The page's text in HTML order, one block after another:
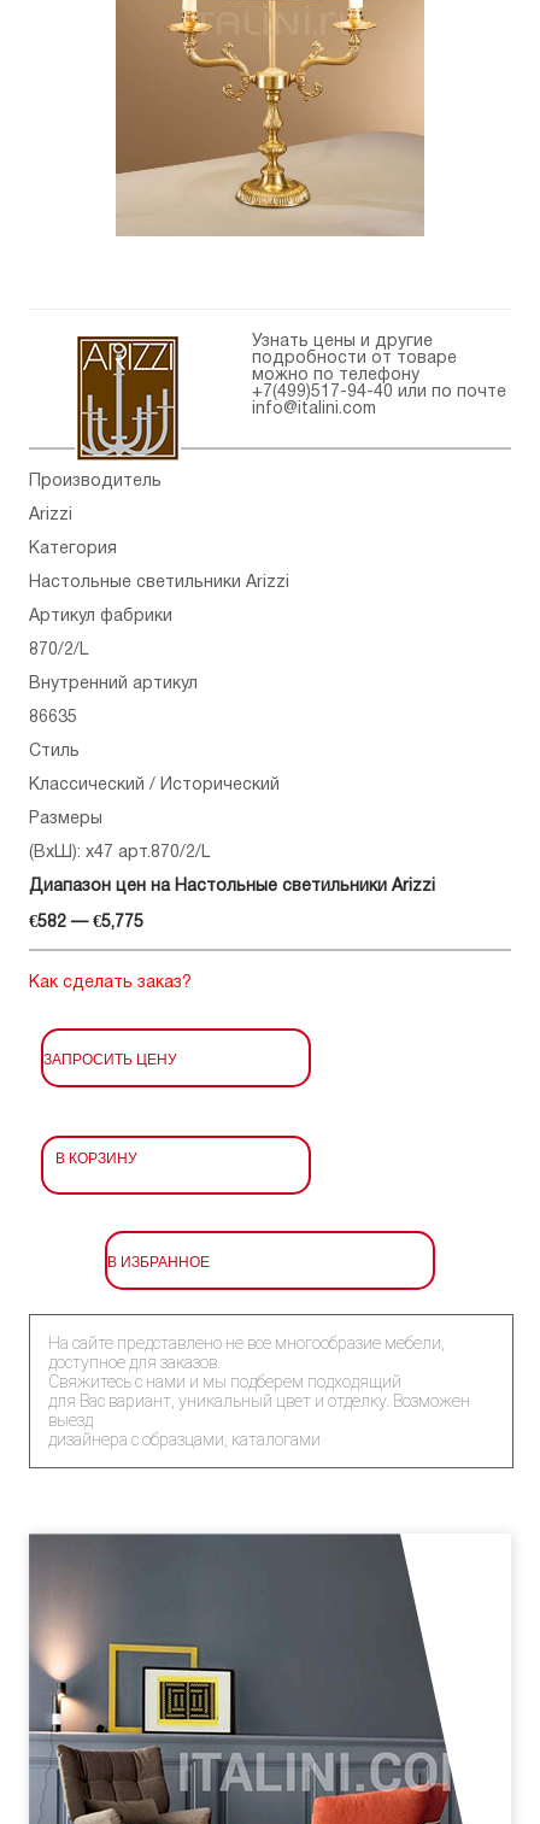
Узнать цены и другие
подробности от товаре
можно по телефону
+7(499)517-94-40 или по почте
info@italini.com
Производитель
Arizzi
Категория
Настольные светильники Arizzi
Артикул фабрики
870/2/L
Внутренний артикул
86635
Стиль
Классический / Исторический
Размеры
(ВхШ): x47 арт.870/2/L
Диапазон цен на Настольные светильники Arizzi
€582 — €5,775
Как сделать заказ?
ЗАПРОСИТЬ ЦЕНУ
В КОРЗИНУ
В ИЗБРАННОЕ
На сайте представлено не все многообразие мебели,
доступное для заказов.
Свяжитесь с нами и мы подберем подходящий
для Вас вариант, уникальный цвет и отделку. Возможен
выезд
дизайнера с образцами, каталогами